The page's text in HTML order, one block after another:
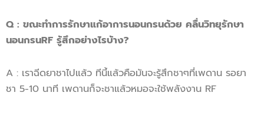
Q : ขณะทำการรักษาแก้อาการนอนกรนด้วย คลื่นวิทยุรักษา
นอนกรนRF รู้สึกอย่างไรบ้าง?
A : เราฉีดยาชาไปแล้ว ทีนี้แล้วคือมันจะรู้สึกชาๆที่เพดาน รอยา
ชา 5-10 นาที เพดานก็จะชาแล้วหมอจะใช้พลังงาน RF